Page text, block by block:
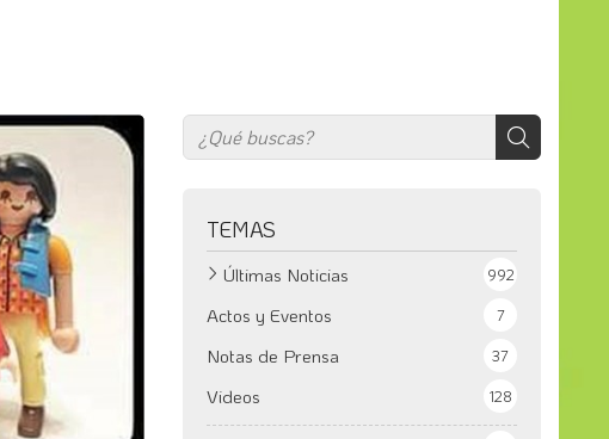
TEMAS
Últimas Noticias 992
Actos y Eventos 7
Notas de Prensa 37
Videos 128